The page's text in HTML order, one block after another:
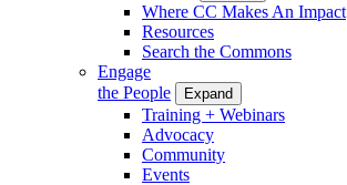
Where CC Makes An Impact
Resources
Search the Commons
Engage
the People
Expand
Training + Webinars
Advocacy
Community
Events